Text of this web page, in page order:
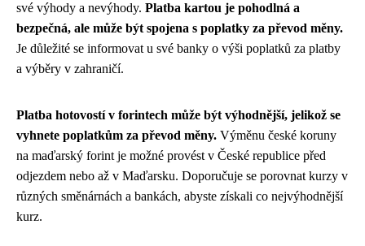
své výhody a nevýhody. Platba kartou je pohodlná a
bezpečná, ale může být spojena s poplatky za převod měny.
Je důležité se informovat u své banky o výši poplatků za platby
a výběry v zahraničí.
Platba hotovostí v forintech může být výhodnější, jelikož se
vyhnete poplatkům za převod měny. Výměnu české koruny
na maďarský forint je možné provést v České republice před
odjezdem nebo až v Maďarsku. Doporučuje se porovnat kurzy v
různých směnárnách a bankách, abyste získali co nejvýhodnější
kurz.